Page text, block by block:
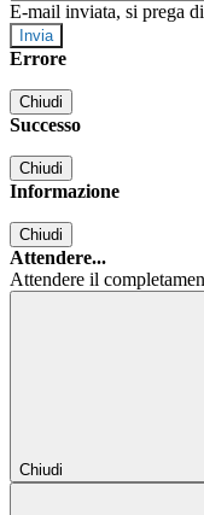
E-mail inviata, si prega
Errore
Chiudi
Successo
Chiudi
Informazione
Chiudi
Attendere...
Attendere il
Chiudi